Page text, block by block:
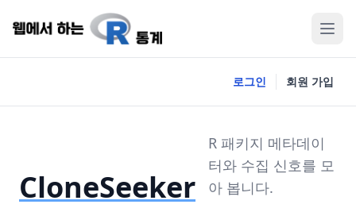
로그인 회원 가입
CloneSeeker
R 패키지 메타데이
터와 수집 신호를 모
아 봅니다.